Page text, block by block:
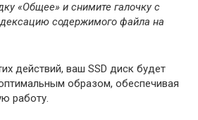
«Общее» и снимите галочку с
содержимого файла на
действий, ваш SSD диск будет
образом, обеспечивая
работу.